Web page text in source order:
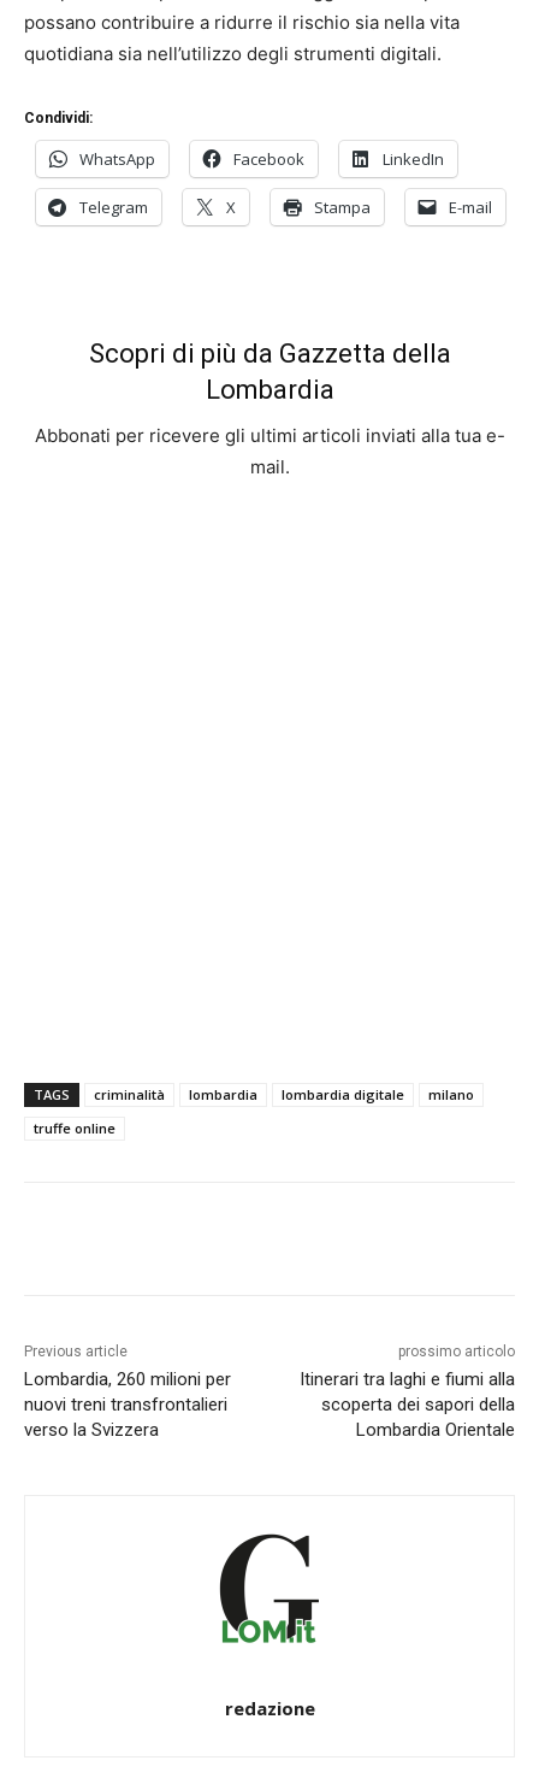
possano contribuire a ridurre il rischio sia nella vita
quotidiana sia nell’utilizzo degli strumenti digitali.
Condividi:
WhatsApp Facebook LinkedIn
Telegram X Stampa E-mail
Scopri di più da Gazzetta della
Lombardia
Abbonati per ricevere gli ultimi articoli inviati alla tua e-
mail.
TAGS criminalità lombardia lombardia digitale
milano
truffe online
Previous article
Lombardia, 260 milioni per
nuovi treni transfrontalieri
verso la Svizzera
prossimo articolo
Itinerari tra laghi e fiumi alla
scoperta dei sapori della
Lombardia Orientale
redazione